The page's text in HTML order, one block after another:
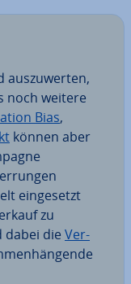
aus­zu­wer­ten,
noch weitere
Bias,
können aber
ein­ge­setzt
zu
dabei die Ver­